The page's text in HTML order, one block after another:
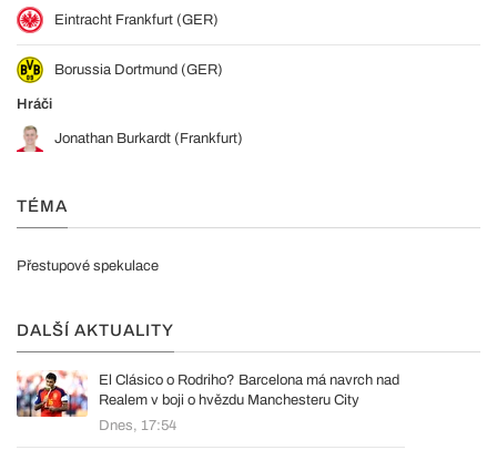
Eintracht Frankfurt (GER)
Borussia Dortmund (GER)
Hráči
Jonathan Burkardt (Frankfurt)
TÉMA
Přestupové spekulace
DALŠÍ AKTUALITY
El Clásico o Rodriho? Barcelona má navrch nad
Realem v boji o hvězdu Manchesteru City
Dnes, 17:54